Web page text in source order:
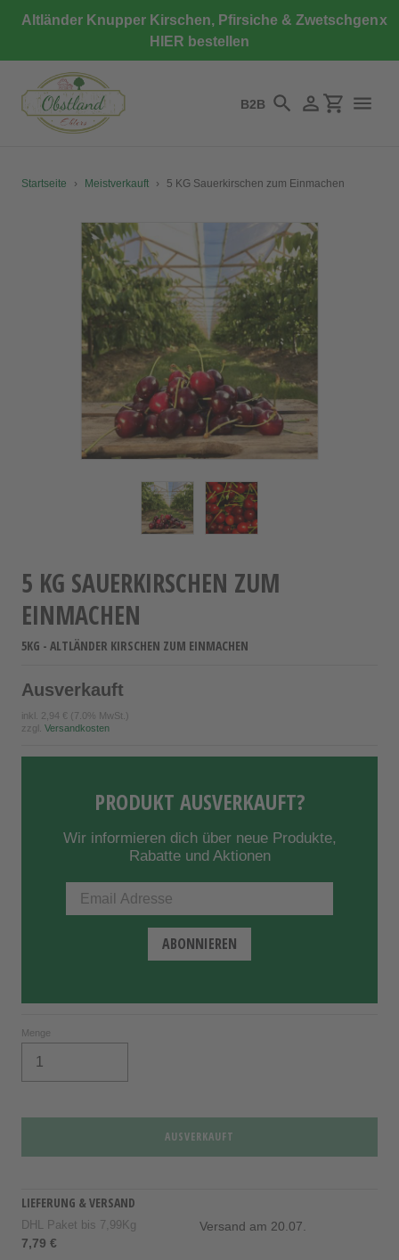
zumAltländer Knupper Kirschen, Pfirsiche & Zwetschgen
HIER bestellen
x
B2B SuchenEinloggen
Startseite › Meistverkauft › 5 KG Sauerkirschen zum Einmachen
5 KG SAUERKIRSCHEN ZUM
EINMACHEN
5KG - ALTLÄNDER KIRSCHEN ZUM EINMACHEN
Ausverkauft
inkl. 2,94 € (7.0% MwSt.)
zzgl. Versandkosten
PRODUKT AUSVERKAUFT?
Wir informieren dich über neue Produkte,
Rabatte und Aktionen
Menge
AUSVERKAUFT
LIEFERUNG & VERSAND
DHL Paket bis 7,99Kg
7,79 €
Versand am 20.07.